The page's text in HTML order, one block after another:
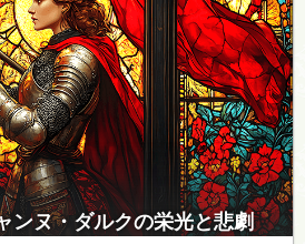
ンヌ・ダルクの栄光と悲劇